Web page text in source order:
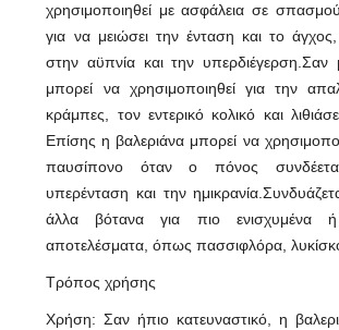
χρησιμοποιηθεί με ασφάλεια σε
για να μειώσει την ένταση και το
στην αϋπνία και την υπερδιέγερση.Σαν
μπορεί να χρησιμοποιηθεί για την
κράμπες, τον εντερικό κολικό και
Επίσης η βαλεριάνα μπορεί να
παυσίπονο όταν ο πόνος
υπερένταση και την
άλλα βότανα για πιο ενισχυμένα ή
αποτελέσματα, όπως πασσιφλόρα,
Τρόπος χρήσης
Χρήση: Σαν ήπιο κατευναστικό, η